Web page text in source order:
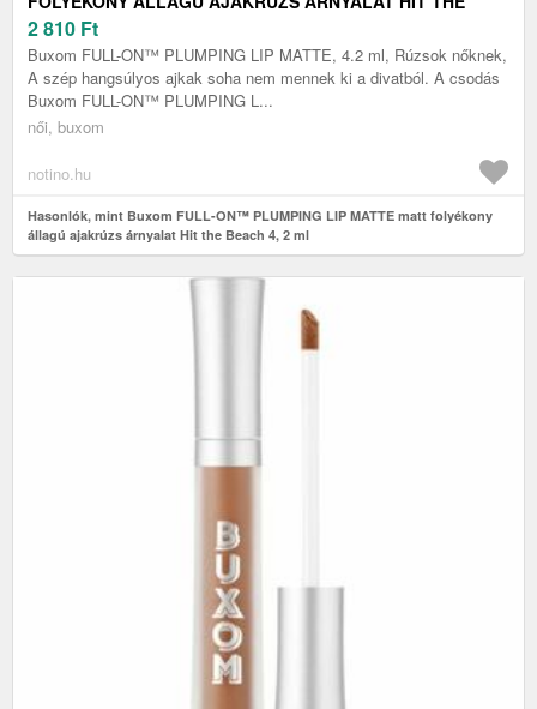
BEACH 4, 2 ML
2 810 Ft
Buxom FULL-ON™ PLUMPING LIP MATTE, 4.2 ml, Rúzsok nőknek,
A szép hangsúlyos ajkak soha nem mennek ki a divatból. A csodás
Buxom FULL-ON™ PLUMPING L...
női, buxom
notino.hu
Hasonlók, mint Buxom FULL-ON™ PLUMPING LIP MATTE matt folyékony
állagú ajakrúzs árnyalat Hit the Beach 4, 2 ml